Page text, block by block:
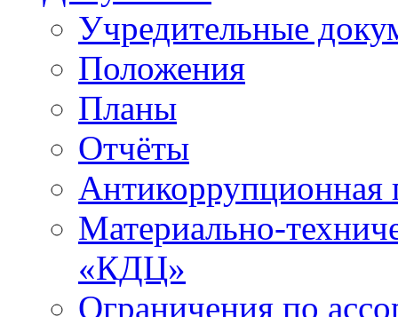
Учредительные
Положения
Планы
Отчёты
Антикоррупционная
Материально-
«КДЦ»
Ограничения по